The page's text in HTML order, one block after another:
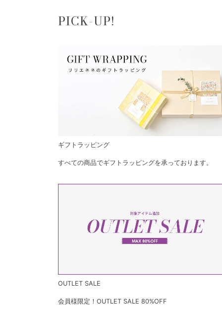
PICK-UP!
ギフトラッピング
すべての商品でギフトラッピングを承っております。
OUTLET SALE
会員様限定！OUTLET SALE 80%OFF